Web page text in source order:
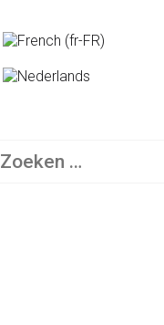
Zoeken